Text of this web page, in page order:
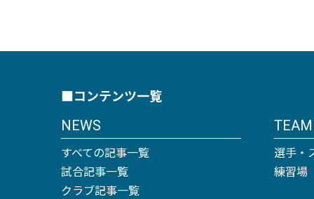
■コンテンツ一覧
NEWS
すべての記事一覧
試合記事一覧
クラブ記事一覧
TEAM
選手・
練習場